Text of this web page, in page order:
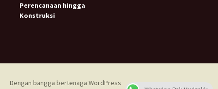
Perencanaan hingga
Konstruksi
Dengan bangga bertenaga WordPress